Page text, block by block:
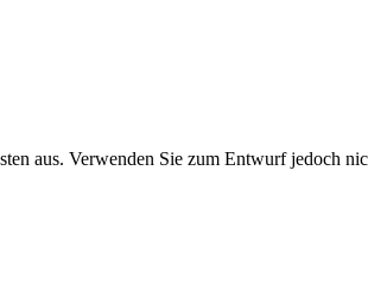
aus. Verwenden Sie zum Entwurf jedoch